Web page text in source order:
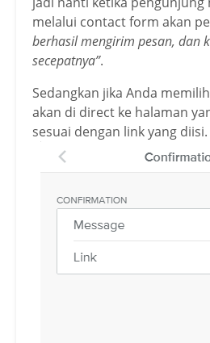
melalui contact form akan
berhasil mengirim pesan, dan
secepatnya”.
Sedangkan jika Anda
akan di direct ke halaman
sesuai dengan link yang diisi.